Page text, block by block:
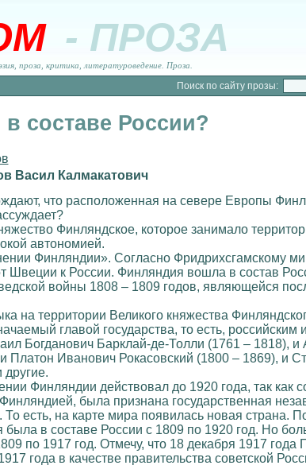
- ПРОЗА
проза, критика, литературоведение. Проза.
Поиск по сайту прозы:
составе России?
Васил Калмакатович
что расположенная на севере Европы
Финляндское, которое занимало
автономией.
Финляндии». Согласно Фридрихсгамскому
к России. Финляндия вошла в состав
войны 1808 – 1809 годов, являющейся
на территории Великого княжества
главой государства, то есть, российским
Богданович Барклай-де-Толли (1761 – 1818),
Иванович Рокасовский (1800 – 1869), и
Финляндии действовал до 1920 года, так как
была признана государственная
есть, на карте мира появилась новая страна.
была в составе России с 1809 по 1920 год. Но
по 1917 год. Отмечу, что 18 декабря 1917 года
года в качестве правительства советской